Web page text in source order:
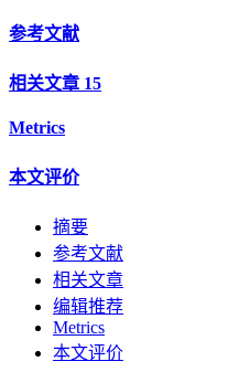
参考文献
相关文章 15
Metrics
本文评价
摘要
参考文献
相关文章
编辑推荐
Metrics
本文评价